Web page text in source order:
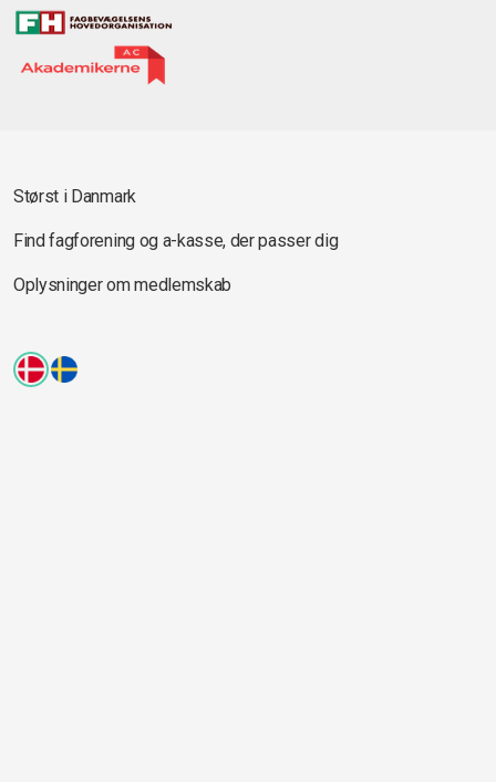
Størst i Danmark
Find fagforening og a-kasse, der passer dig
Oplysninger om medlemskab